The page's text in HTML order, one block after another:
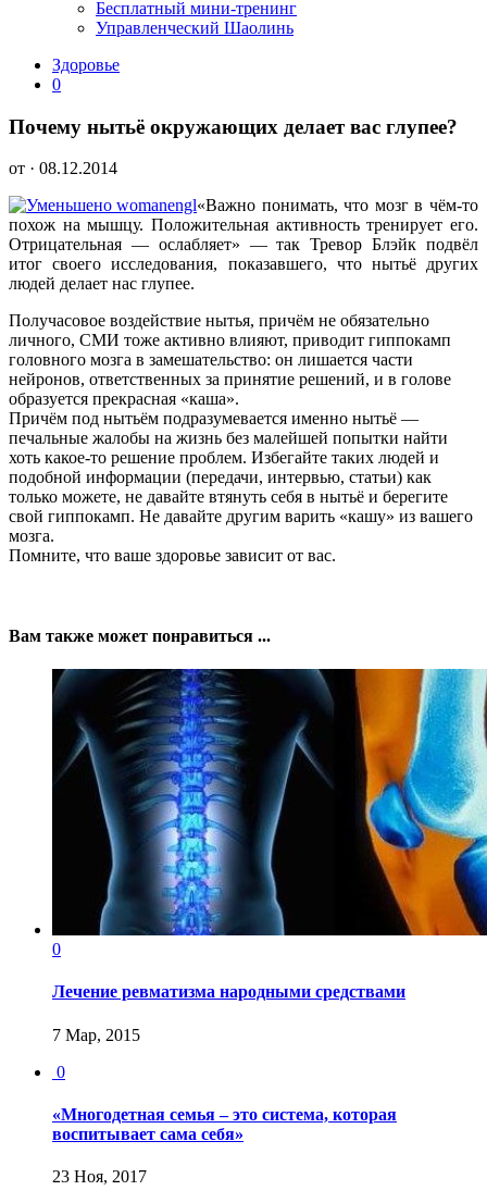
Бесплатный мини-тренинг
Управленческий Шаолинь
Здоровье
0
Почему нытьё окружающих делает вас глупее?
от · 08.12.2014
«Важно понимать, что мозг в чём-то
похож на мышцу. Положительная активность тренирует его.
Отрицательная — ослабляет» — так Тревор Блэйк подвёл
итог своего исследования, показавшего, что нытьё других
людей делает нас глупее.
Получасовое воздействие нытья, причём не обязательно
личного, СМИ тоже активно влияют, приводит гиппокамп
головного мозга в замешательство: он лишается части
нейронов, ответственных за принятие решений, и в голове
образуется прекрасная «каша».
Причём под нытьём подразумевается именно нытьё —
печальные жалобы на жизнь без малейшей попытки найти
хоть какое-то решение проблем. Избегайте таких людей и
подобной информации (передачи, интервью, статьи) как
только можете, не давайте втянуть себя в нытьё и берегите
свой гиппокамп. Не давайте другим варить «кашу» из вашего
мозга.
Помните, что ваше здоровье зависит от вас.
Вам также может понравиться ...
0
Лечение ревматизма народными средствами
7 Мар, 2015
0
«Многодетная семья – это система, которая
воспитывает сама себя»
23 Ноя, 2017